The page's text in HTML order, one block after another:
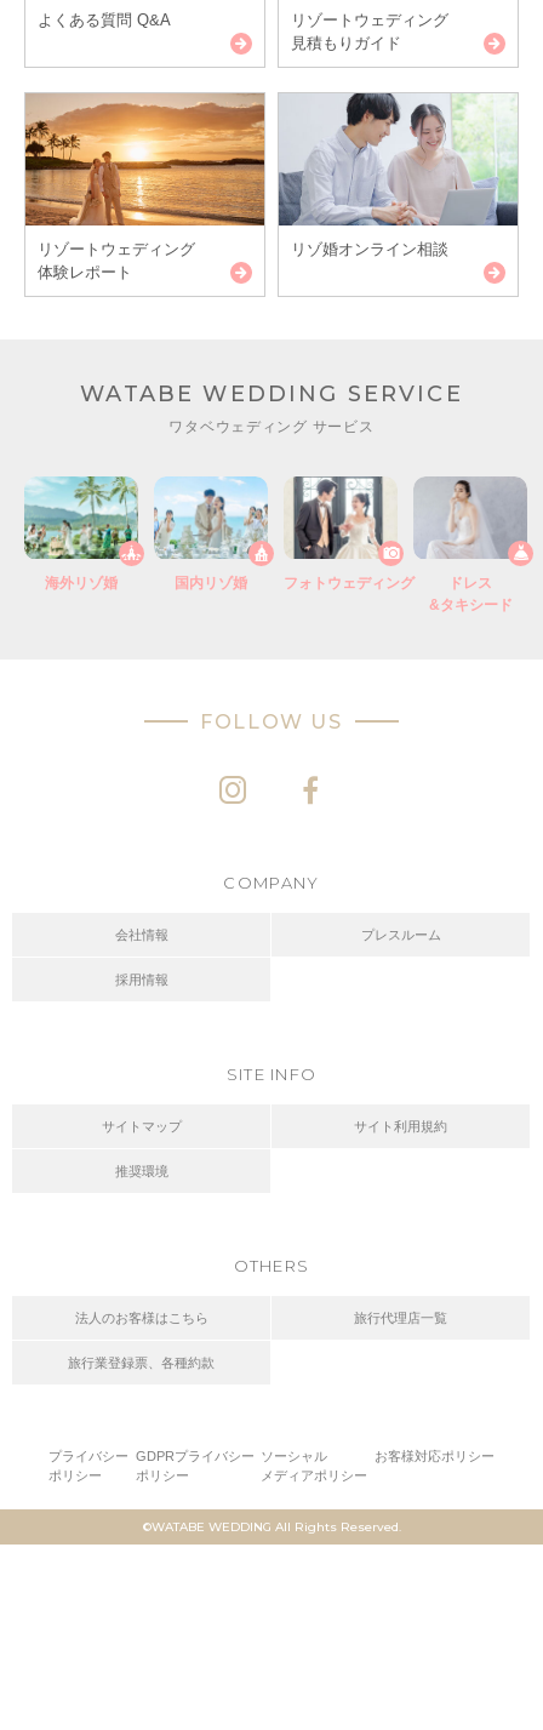
よくある質問 Q&A
リゾートウェディング
見積もりガイド
リゾートウェディング
体験レポート
リゾ婚オンライン相談
WATABE WEDDING SERVICE
ワタベウェディング サービス
海外リゾ婚 国内リゾ婚 フォトウェディング
ドレス
&タキシード
FOLLOW US
COMPANY
会社情報 プレスルーム
採用情報
SITE INFO
サイトマップ サイト利用規約
推奨環境
OTHERS
法人のお客様はこちら 旅行代理店一覧
旅行業登録票、各種約款
プライバシー
ポリシー
GDPRプライバシー
ポリシー
ソーシャル
メディアポリシー
お客様対応ポリシー
©WATABE WEDDING All Rights Reserved.